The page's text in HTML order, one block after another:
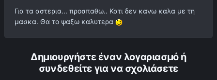
Για τα αστερια... προσπαθω.. Κατι δεν κανω καλα με τη
μασκα. Θα το ψαξω καλυτερα
Δημιουργήστε έναν λογαριασμό ή
συνδεθείτε για να σχολιάσετε